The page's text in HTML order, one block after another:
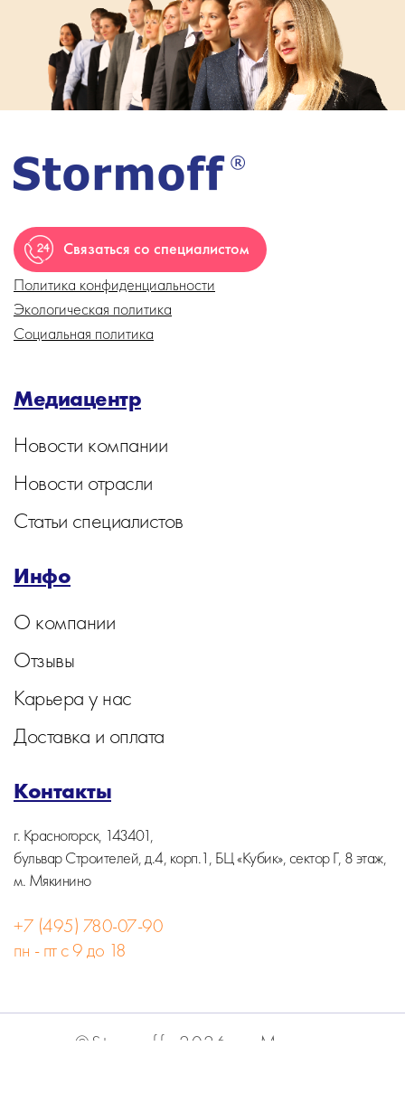
Связаться со специалистом
Политика конфиденциальности
Экологическая политика
Социальная политика
Медиацентр
Новости компании
Новости отрасли
Статьи специалистов
Инфо
О компании
Отзывы
Карьера у нас
Доставка и оплата
Контакты
г. Красногорск, 143401,
бульвар Строителей, д.4, корп.1, БЦ «Кубик», сектор Г, 8 этаж,
м. Мякинино
+7 (495) 780-07-90
пн - пт с 9 до 18
©Stormoff, 2026, г. Москва